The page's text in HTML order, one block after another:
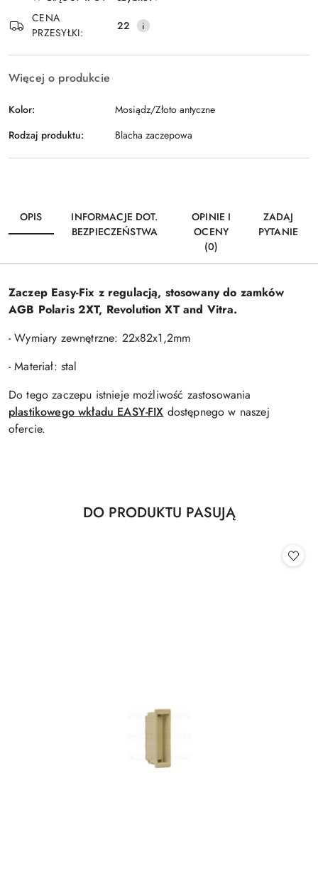
Wyślij
dostawa
CENA
PRZESYŁKI:
22
Więcej o produkcie
Kolor:
Mosiądz/Złoto antyczne
Rodzaj produktu:
Blacha zaczepowa
OPIS
INFORMACJE DOT.
BEZPIECZEŃSTWA
OPINIE I
OCENY
(0)
ZADAJ
PYTANIE
Zaczep Easy-Fix z regulacją, stosowany do zamków
AGB Polaris 2XT, Revolution XT and Vitra.
- Wymiary zewnętrzne: 22x82x1,2mm
- Materiał: stal
Do tego zaczepu istnieje możliwość zastosowania
plastikowego wkładu EASY-FIX dostępnego w naszej
ofercie.
Pomiń karuzelę produktów
Produkty
DO PRODUKTU PASUJĄ